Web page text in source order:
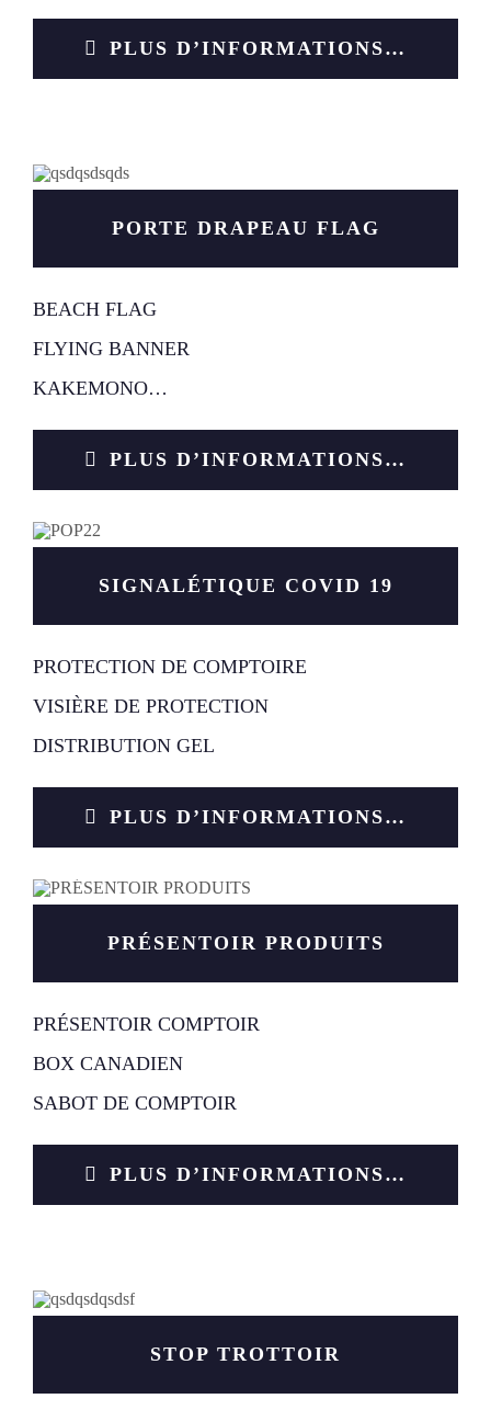
PLUS D’INFORMATIONS…
PORTE DRAPEAU FLAG
BEACH FLAG
FLYING BANNER
KAKEMONO…
PLUS D’INFORMATIONS…
SIGNALÉTIQUE COVID 19
PROTECTION DE COMPTOIRE
VISIÈRE DE PROTECTION
DISTRIBUTION GEL
PLUS D’INFORMATIONS…
PRÉSENTOIR PRODUITS
PRÉSENTOIR COMPTOIR
BOX CANADIEN
SABOT DE COMPTOIR
PLUS D’INFORMATIONS…
STOP TROTTOIR